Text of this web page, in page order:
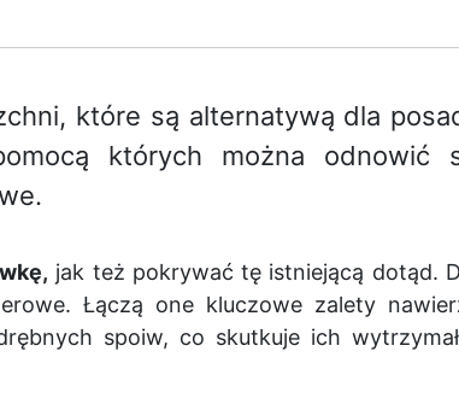
które są alternatywą dla
których można odnowić
jak też pokrywać tę istniejącą dotąd.
Łączą one kluczowe zalety
spoiw, co skutkuje ich